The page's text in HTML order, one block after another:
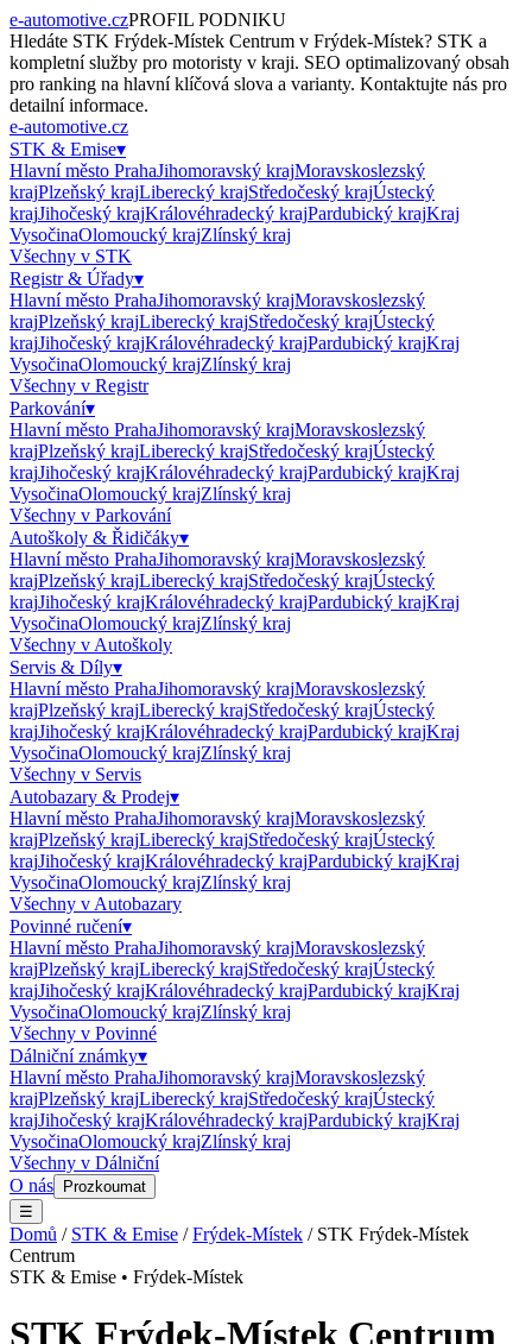
e-automotive.czPROFIL PODNIKU
Hledáte STK Frýdek-Místek Centrum v Frýdek-Místek? STK a
kompletní služby pro motoristy v kraji. SEO optimalizovaný obsah
pro ranking na hlavní klíčová slova a varianty. Kontaktujte nás pro
detailní informace.
e-automotive.cz
STK & Emise▾
Hlavní město PrahaJihomoravský krajMoravskoslezský
krajPlzeňský krajLiberecký krajStředočeský krajÚstecký
krajJihočeský krajKrálovéhradecký krajPardubický krajKraj
VysočinaOlomoucký krajZlínský kraj
Všechny v STK
Registr & Úřady▾
Hlavní město PrahaJihomoravský krajMoravskoslezský
krajPlzeňský krajLiberecký krajStředočeský krajÚstecký
krajJihočeský krajKrálovéhradecký krajPardubický krajKraj
VysočinaOlomoucký krajZlínský kraj
Všechny v Registr
Parkování▾
Hlavní město PrahaJihomoravský krajMoravskoslezský
krajPlzeňský krajLiberecký krajStředočeský krajÚstecký
krajJihočeský krajKrálovéhradecký krajPardubický krajKraj
VysočinaOlomoucký krajZlínský kraj
Všechny v Parkování
Autoškoly & Řidičáky▾
Hlavní město PrahaJihomoravský krajMoravskoslezský
krajPlzeňský krajLiberecký krajStředočeský krajÚstecký
krajJihočeský krajKrálovéhradecký krajPardubický krajKraj
VysočinaOlomoucký krajZlínský kraj
Všechny v Autoškoly
Servis & Díly▾
Hlavní město PrahaJihomoravský krajMoravskoslezský
krajPlzeňský krajLiberecký krajStředočeský krajÚstecký
krajJihočeský krajKrálovéhradecký krajPardubický krajKraj
VysočinaOlomoucký krajZlínský kraj
Všechny v Servis
Autobazary & Prodej▾
Hlavní město PrahaJihomoravský krajMoravskoslezský
krajPlzeňský krajLiberecký krajStředočeský krajÚstecký
krajJihočeský krajKrálovéhradecký krajPardubický krajKraj
VysočinaOlomoucký krajZlínský kraj
Všechny v Autobazary
Povinné ručení▾
Hlavní město PrahaJihomoravský krajMoravskoslezský
krajPlzeňský krajLiberecký krajStředočeský krajÚstecký
krajJihočeský krajKrálovéhradecký krajPardubický krajKraj
VysočinaOlomoucký krajZlínský kraj
Všechny v Povinné
Dálniční známky▾
Hlavní město PrahaJihomoravský krajMoravskoslezský
krajPlzeňský krajLiberecký krajStředočeský krajÚstecký
krajJihočeský krajKrálovéhradecký krajPardubický krajKraj
VysočinaOlomoucký krajZlínský kraj
Všechny v Dálniční
O nás
Prozkoumat
☰
Domů / STK & Emise /Frýdek-Místek / STK Frýdek-Místek
Centrum
STK & Emise • Frýdek-Místek
STK Frýdek-Místek Centrum